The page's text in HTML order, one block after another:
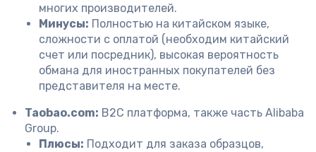
многих производителей.
Минусы: Полностью на китайском языке,
сложности с оплатой (необходим китайский
счет или посредник), высокая вероятность
обмана для иностранных покупателей без
представителя на месте.
Taobao.com: B2C платформа, также часть Alibaba
Group.
Плюсы: Подходит для заказа образцов,